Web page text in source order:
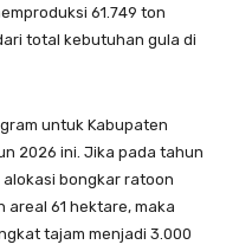
61.749 ton
total kebutuhan gula di
untuk Kabupaten
2026 ini. Jika pada tahun
bongkar ratoon
areal 61 hektare, maka
tajam menjadi 3.000